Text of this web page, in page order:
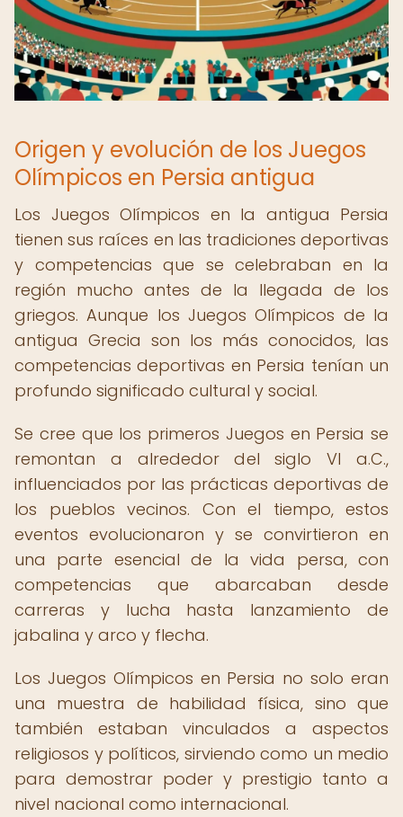
Origen y evolución de los Juegos
Olímpicos en Persia antigua
Los Juegos Olímpicos en la antigua Persia
tienen sus raíces en las tradiciones deportivas
y competencias que se celebraban en la
región mucho antes de la llegada de los
griegos. Aunque los Juegos Olímpicos de la
antigua Grecia son los más conocidos, las
competencias deportivas en Persia tenían un
profundo significado cultural y social.
Se cree que los primeros Juegos en Persia se
remontan a alrededor del siglo VI a.C.,
influenciados por las prácticas deportivas de
los pueblos vecinos. Con el tiempo, estos
eventos evolucionaron y se convirtieron en
una parte esencial de la vida persa, con
competencias que abarcaban desde
carreras y lucha hasta lanzamiento de
jabalina y arco y flecha.
Los Juegos Olímpicos en Persia no solo eran
una muestra de habilidad física, sino que
también estaban vinculados a aspectos
religiosos y políticos, sirviendo como un medio
para demostrar poder y prestigio tanto a
nivel nacional como internacional.